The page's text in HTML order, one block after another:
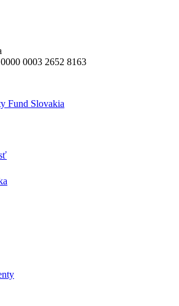
0003 2652 8163
Fund Slovakia